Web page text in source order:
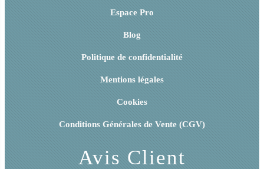
Espace Pro
Blog
Politique de confidentialité
Mentions légales
Cookies
Conditions Générales de Vente (CGV)
Avis Client